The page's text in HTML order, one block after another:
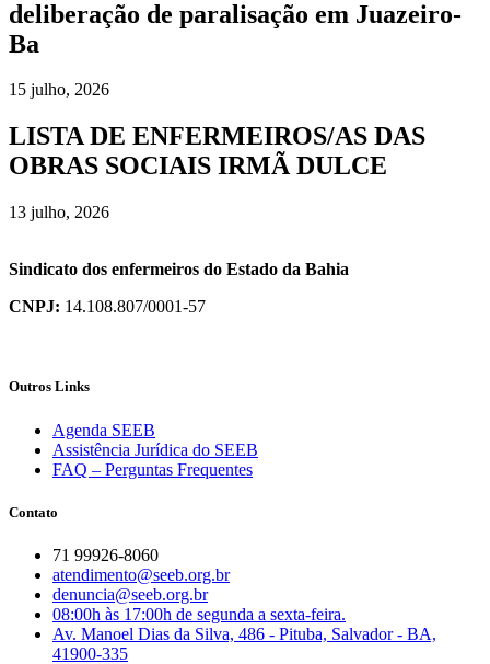
deliberação de paralisação em Juazeiro-
Ba
15 julho, 2026
LISTA DE ENFERMEIROS/AS DAS
OBRAS SOCIAIS IRMÃ DULCE
13 julho, 2026
Sindicato dos enfermeiros do Estado da Bahia
CNPJ: 14.108.807/0001-57
Outros Links
Agenda SEEB
Assistência Jurídica do SEEB
FAQ – Perguntas Frequentes
Contato
71 99926-8060
atendimento@seeb.org.br
denuncia@seeb.org.br
08:00h às 17:00h de segunda a sexta-feira.
Av. Manoel Dias da Silva, 486 - Pituba, Salvador - BA,
41900-335